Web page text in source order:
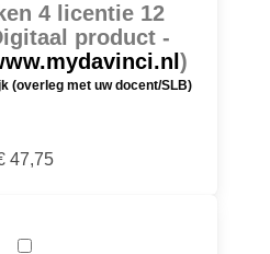
4 licentie 12
product -
)
(overleg met uw docent/SLB)
47,75